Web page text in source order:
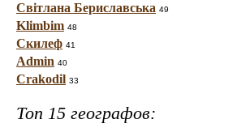
Світлана Бериславська 49
Klimbim 48
Скилеф 41
Admin 40
Crakodil 33
Топ 15 географов: